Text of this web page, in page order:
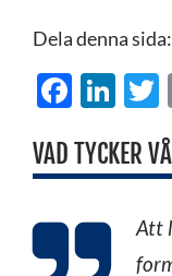
Dela denna sida:
VAD TYCKER
Att